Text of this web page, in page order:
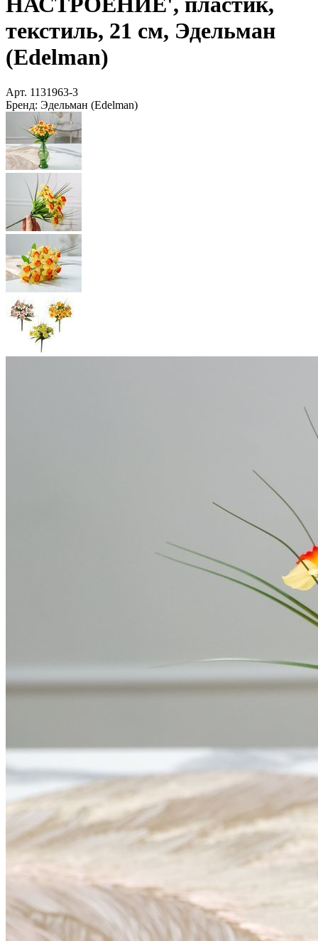
текстиль, 21 см, Эдельман
(Edelman)
Арт. 1131963-3
Бренд: Эдельман (Edelman)